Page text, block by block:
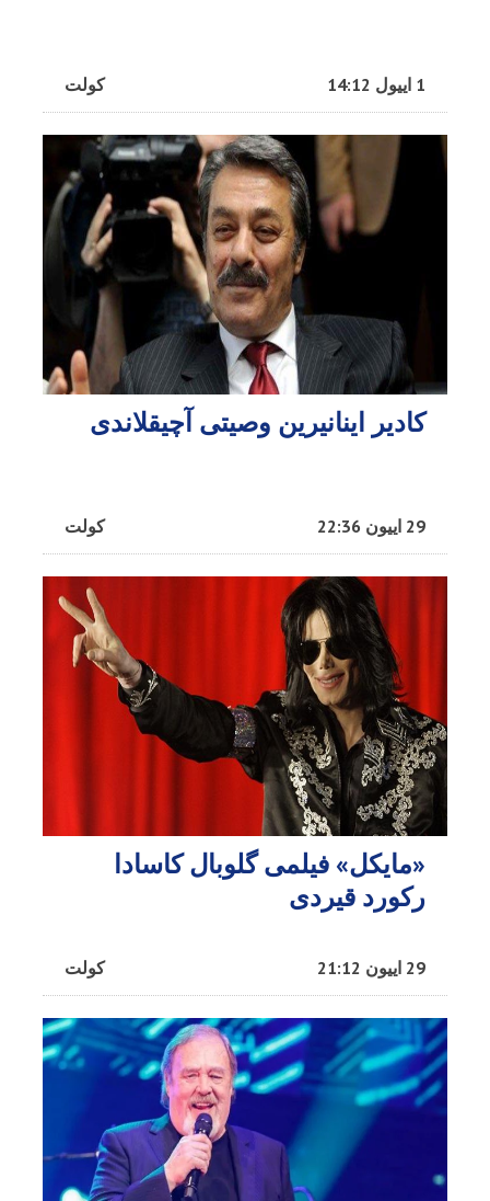
کولت 1 اییول 14:12
کادیر اینانیرین وصیتی آچیقلاندی
کولت 29 اییون 22:36
«مایکل» فیلمی گلوبال کاسادا
رکورد قیردی
کولت 29 اییون 21:12